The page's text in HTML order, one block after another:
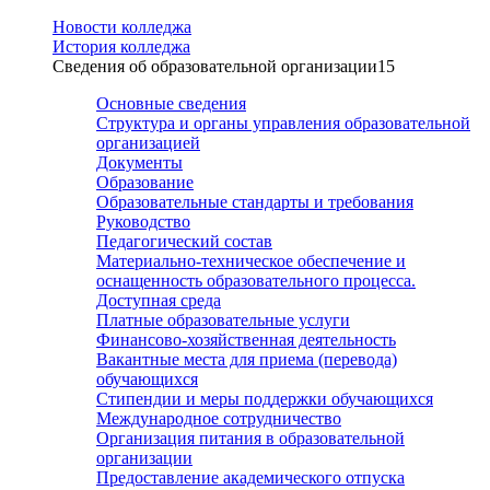
Новости колледжа
История колледжа
Сведения об образовательной организации15
Основные сведения
Структура и органы управления образовательной
организацией
Документы
Образование
Образовательные стандарты и требования
Руководство
Педагогический состав
Материально-техническое обеспечение и
оснащенность образовательного процесса.
Доступная среда
Платные образовательные услуги
Финансово-хозяйственная деятельность
Вакантные места для приема (перевода)
обучающихся
Стипендии и меры поддержки обучающихся
Международное сотрудничество
Организация питания в образовательной
организации
Предоставление академического отпуска